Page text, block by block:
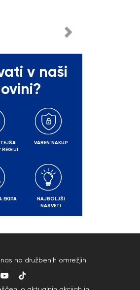
v naši
REGIJI
VAREN NAKUP
EKIPA
NAJBOLJŠI
NASVETI
na družbenih omrežjih